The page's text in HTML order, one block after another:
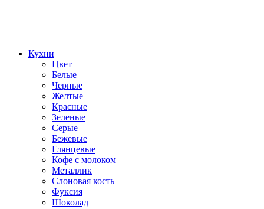
Кухни
Цвет
Белые
Черные
Желтые
Красные
Зеленые
Серые
Бежевые
Глянцевые
Кофе с молоком
Металлик
Слоновая кость
Фуксия
Шоколад